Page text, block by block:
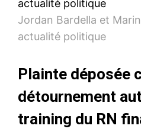
Jordan Bardella et
actualité politique
Plainte déposée
détournement
training du RN